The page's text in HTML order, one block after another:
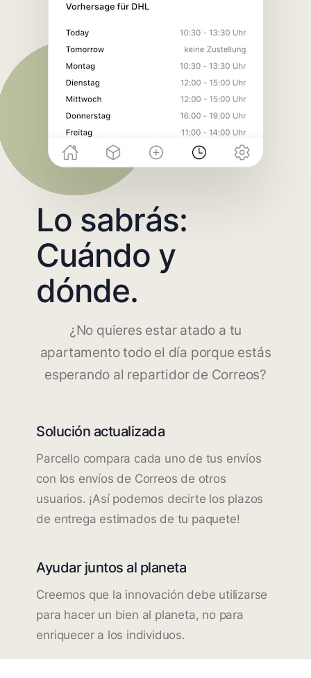
Lo sabrás:
Cuándo y
dónde.
¿No quieres estar atado a tu
apartamento todo el día porque estás
esperando al repartidor de Correos?
Solución actualizada
Parcello compara cada uno de tus envíos
con los envíos de Correos de otros
usuarios. ¡Así podemos decirte los plazos
de entrega estimados de tu paquete!
Ayudar juntos al planeta
Creemos que la innovación debe utilizarse
para hacer un bien al planeta, no para
enriquecer a los individuos.